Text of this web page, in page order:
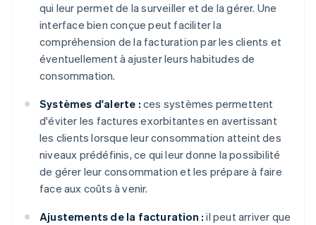
qui leur permet de la surveiller et de la gérer. Une
interface bien conçue peut faciliter la
compréhension de la facturation par les clients et
éventuellement à ajuster leurs habitudes de
consommation.
Systèmes d'alerte : ces systèmes permettent
d'éviter les factures exorbitantes en avertissant
les clients lorsque leur consommation atteint des
niveaux prédéfinis, ce qui leur donne la possibilité
de gérer leur consommation et les prépare à faire
face aux coûts à venir.
Ajustements de la facturation : il peut arriver que